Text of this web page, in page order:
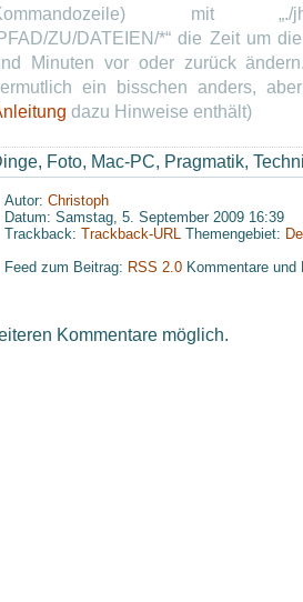
mit „./
ZU/DATEIEN/*“ die Zeit um
Minuten vor oder zurück
ein bisschen anders,
dazu Hinweise enthält)
, Foto, Mac-PC, Pragmatik,
Autor: Christoph
Datum: Samstag, 5. September 2009 16:39
Trackback: Trackback-URL Themengebiet:
Feed zum Beitrag: RSS 2.0 Kommentare
Kommentare möglich.